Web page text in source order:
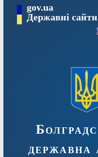
Перейтиgov.ua
Державні
державна